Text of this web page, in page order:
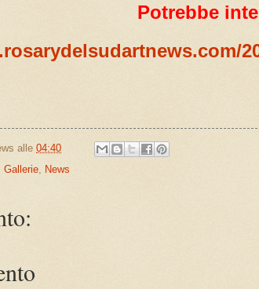
Potrebbe
alle 04:40
Gallerie, News